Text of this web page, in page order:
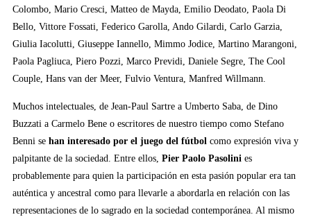
Colombo, Mario Cresci, Matteo de Mayda, Emilio Deodato, Paola Di
Bello, Vittore Fossati, Federico Garolla, Ando Gilardi, Carlo Garzia,
Giulia Iacolutti, Giuseppe Iannello, Mimmo Jodice, Martino Marangoni,
Paola Pagliuca, Piero Pozzi, Marco Previdi, Daniele Segre, The Cool
Couple, Hans van der Meer, Fulvio Ventura, Manfred Willmann.
Muchos intelectuales, de Jean-Paul Sartre a Umberto Saba, de Dino
Buzzati a Carmelo Bene o escritores de nuestro tiempo como Stefano
Benni se han interesado por el juego del fútbolcomo expresión viva y
palpitante de la sociedad. Entre ellos, Pier Paolo Pasolinies
probablemente para quien la participación en esta pasión popular era tan
auténtica y ancestral como para llevarle a abordarla en relación con las
representaciones de lo sagrado en la sociedad contemporánea. Al mismo